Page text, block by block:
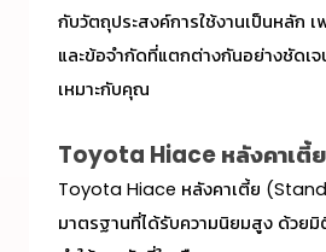
กับวัตถุประสงค์การใช้งานเป็นหลัก
และข้อจำกัดที่แตกต่างกันอย่างชัดเจ
เหมาะกับคุณ
Toyota Hiace หลังคาเตี้ย
Toyota Hiace หลังคาเตี้ย
มาตรฐานที่ได้รับความนิยมสูง ด้วย